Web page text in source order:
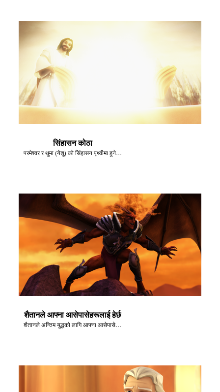
सिंहासन कोठा
परमेश्वर र थुमा (येशू) को सिंहासन पृथ्वीमा हुनेछ।
शैतानले आफ्ना आसेपासेहरूलाई हेर्छ
शैतानले अन्तिम युद्धको लागि आफ्ना आसेपासेहरू जम्मा गर्छ - आरमागेडोन!